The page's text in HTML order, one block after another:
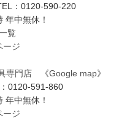
：0120-590-220
年中無休！
覧
ージ
専門店 《Google map》
0120-591-860
年中無休！
ージ